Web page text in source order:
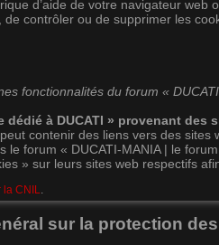
d’aide de votre navigateur
contrôler ou de supprimer les
fonctionnalités du forum «
à DUCATI » provenant des
contenir des liens vers des
forum « DUCATI-MANIA | le
» sur leurs sites web respectifs
la CNIL.
sur la protection des